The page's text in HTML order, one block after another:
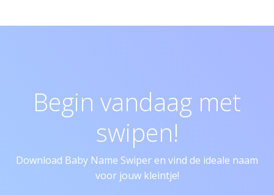
Begin vandaag met
swipen!
Download Baby Name Swiper en vind de ideale naam
voor jouw kleintje!